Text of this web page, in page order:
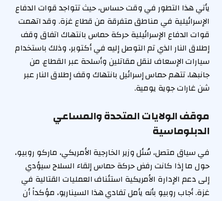
يأتي هذا التطور في وقت حساس، حيث تتواجد قوات الدفاع
الإسرائيلية في مناطق متفرقة من قطاع غزة. وقد اتهمت
قوات الدفاع الإسرائيلية حركة حماس بانتهاك اتفاق وقف
إطلاق النار الذي تم التوصل إليه في أكتوبر، وذلك باستخدام
سيارات الإسعاف لنقل مقاتلين وأسلحة عبر القطاع. من
جانبها، تتهم حماس إسرائيل بانتهاك وقف إطلاق النار عبر
شن غارات جوية يومية.
موقف الولايات المتحدة والمساعي
الدبلوماسية
في سياق متصل، سُئل وزير الخارجية الأمريكي، ماركو روبيو،
حول ما إذا كانت رفض حركة حماس إلقاء السلاح سيؤدي
إلى دعم الإدارة الأمريكية استئناف العمليات القتالية في
غزة. أجاب روبيو بأنه يأمل تفادي هذا السيناريو، مؤكداً أن